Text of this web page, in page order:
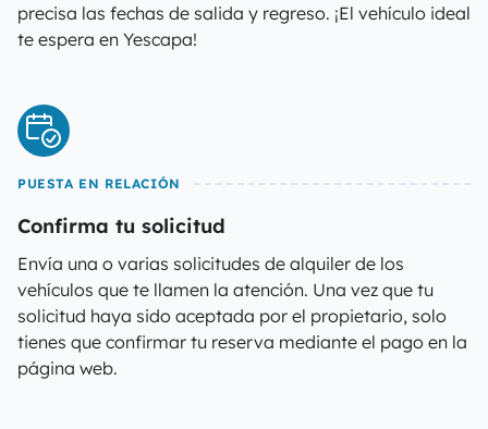
precisa las fechas de salida y regreso. ¡El vehículo ideal
te espera en Yescapa!
PUESTA EN RELACIÓN
Confirma tu solicitud
Envía una o varias solicitudes de alquiler de los
vehículos que te llamen la atención. Una vez que tu
solicitud haya sido aceptada por el propietario, solo
tienes que confirmar tu reserva mediante el pago en la
página web.